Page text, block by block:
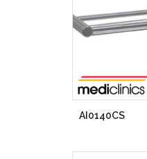
AI0140CS